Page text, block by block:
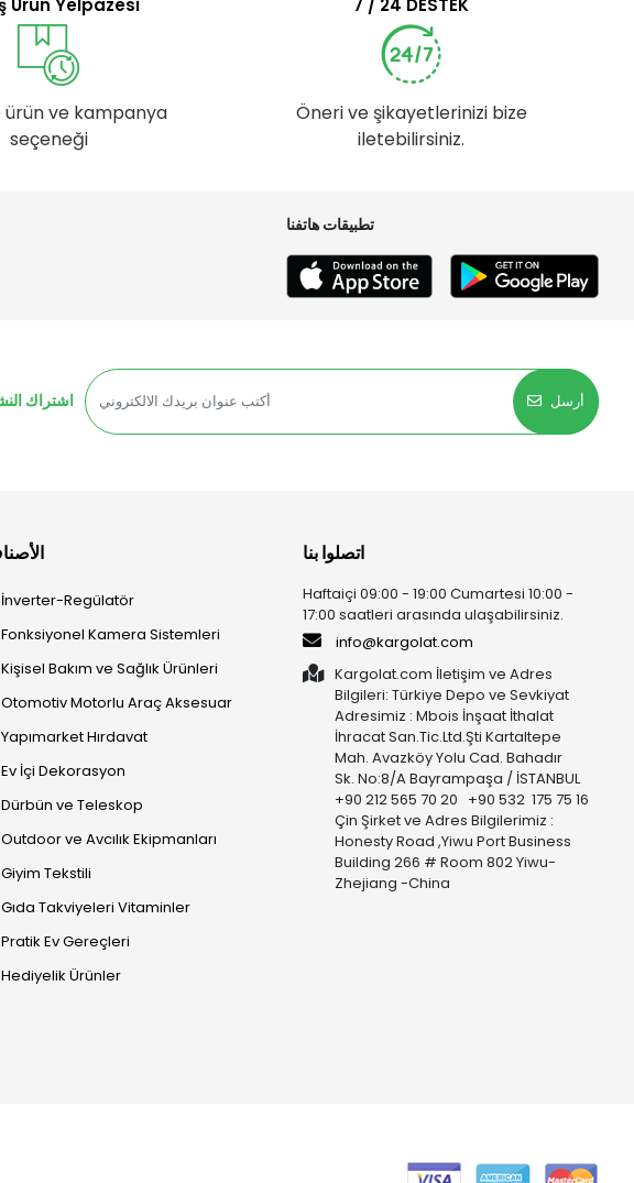
Ürün Yelpazesi
ürün ve kampanya
seçeneği
7 / 24 DESTEK
Öneri ve şikayetlerinizi bize
iletebilirsiniz.
تطبيقات هاتفنا
اشتراك
أرسل
İnverter-Regülatör
Fonksiyonel Kamera Sistemleri
Kişisel Bakım ve Sağlık Ürünleri
Otomotiv Motorlu Araç Aksesuar
Yapımarket Hırdavat
Ev İçi Dekorasyon
Dürbün ve Teleskop
Outdoor ve Avcılık Ekipmanları
Giyim Tekstili
Gıda Takviyeleri Vitaminler
Pratik Ev Gereçleri
Hediyelik Ürünler
اتصلوا بنا
Haftaiçi 09:00 - 19:00 Cumartesi 10:00 -
17:00 saatleri arasında ulaşabilirsiniz.
info@kargolat.com
Kargolat.com İletişim ve Adres
Bilgileri: Türkiye Depo ve Sevkiyat
Adresimiz : Mbois İnşaat İthalat
İhracat San.Tic.Ltd.Şti Kartaltepe
Mah. Avazköy Yolu Cad. Bahadır
Sk. No:8/A Bayrampaşa / İSTANBUL
+90 212 565 70 20 +90 532 175 75 16
Çin Şirket ve Adres Bilgilerimiz :
Honesty Road ,Yiwu Port Business
Building 266 # Room 802 Yiwu-
Zhejiang -China